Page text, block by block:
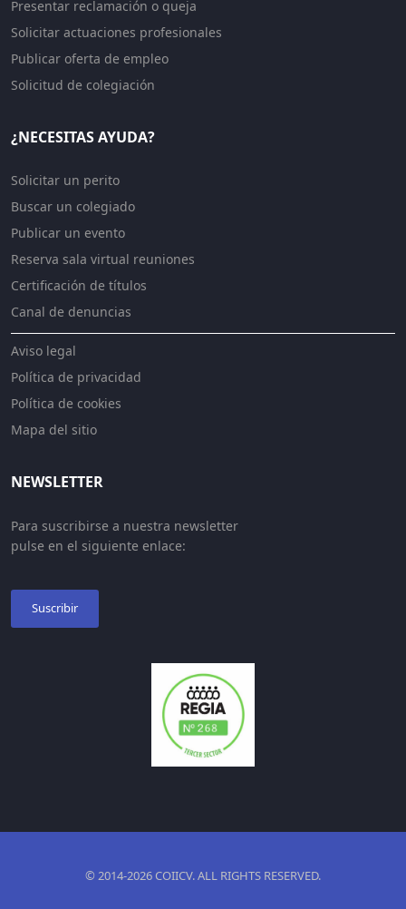
Presentar reclamación o queja
Solicitar actuaciones profesionales
Publicar oferta de empleo
Solicitud de colegiación
¿NECESITAS AYUDA?
Solicitar un perito
Buscar un colegiado
Publicar un evento
Reserva sala virtual reuniones
Certificación de títulos
Canal de denuncias
Aviso legal
Política de privacidad
Política de cookies
Mapa del sitio
NEWSLETTER
Para suscribirse a nuestra newsletter
pulse en el siguiente enlace:
Suscribir
© 2014-2026 COIICV. ALL RIGHTS RESERVED.